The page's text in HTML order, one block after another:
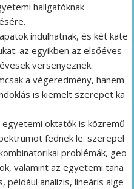
hallgatóknak
indulhatnak, és két kate
az egyikben az elsőéves
versenyeznek.
a végeredmény, hanem
is kiemelt szerepet ka
oktatók is közremű
fednek le: szerepel
problémák, geo
valamint az egyetemi tana
például analízis, lineáris alge